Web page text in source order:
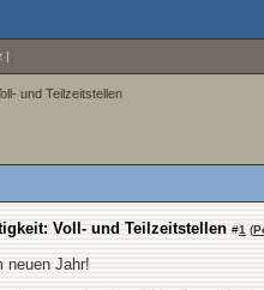
|
und Teilzeitstellen
Voll- und Teilzeitstellen #1 (
neuen Jahr!